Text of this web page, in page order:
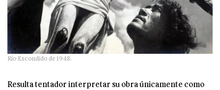
Río Escondido de 1948.
Resulta tentador interpretar su obra únicamente como